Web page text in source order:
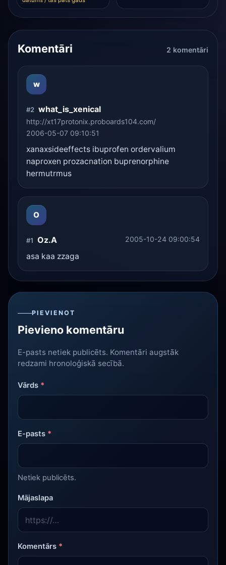
Komentāri 2 komentāri
w
#2 what_is_xenical
http://xt17protonix.proboards104.com/
2006-05-07 09:10:51
xanaxsideeffects ibuprofen ordervalium
naproxen prozacnation buprenorphine
hermutrmus
O
#1 Oz.A 2005-10-24 09:00:54
asa kaa zzaga
PIEVIENOT
Pievieno komentāru
E-pasts netiek publicēts. Komentāri augstāk
redzami hronoloģiskā secībā.
Vārds *
E-pasts *
Netiek publicēts.
Mājaslapa
Komentārs *